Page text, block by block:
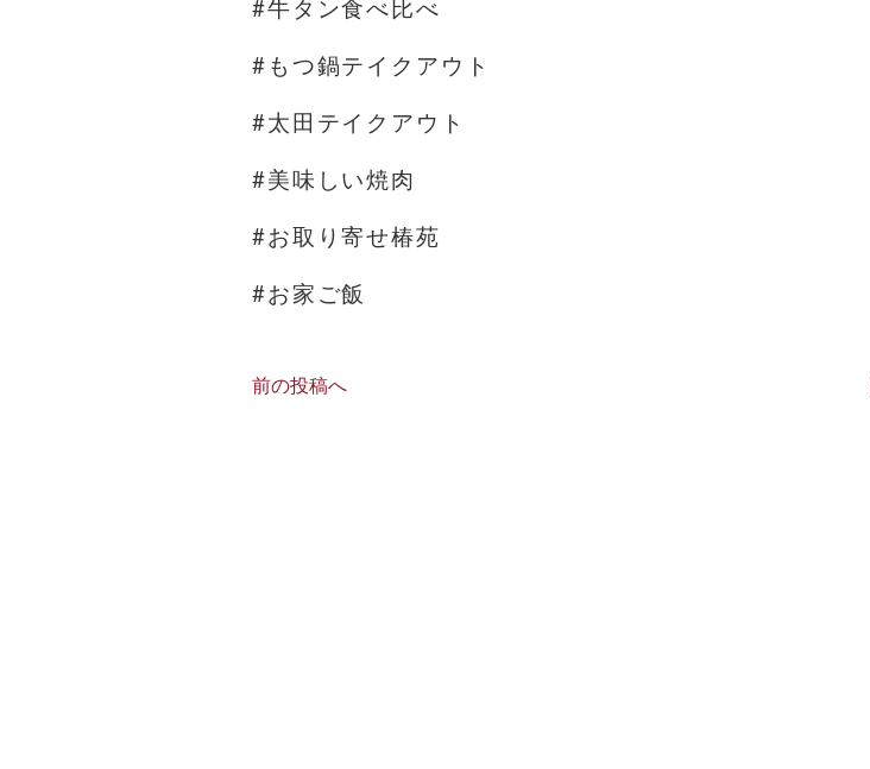
#牛タン食べ比べ
#もつ鍋テイクアウト
#太田テイクアウト
#美味しい焼肉
#お取り寄せ椿苑
#お家ご飯
前の投稿へ